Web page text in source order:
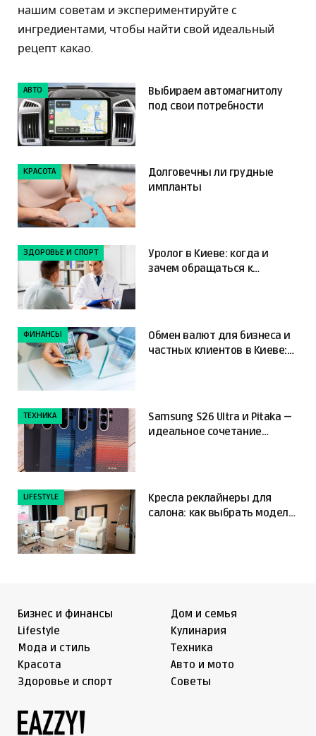
нашим советам и экспериментируйте с
ингредиентами, чтобы найти свой идеальный
рецепт какао.
АВТО
Выбираем автомагнитолу
под свои потребности
КРАСОТА
Долговечны ли грудные
импланты
ЗДОРОВЬЕ И СПОРТ
Уролог в Киеве: когда и
зачем обращаться к
ФИНАНСЫ
Обмен валют для бизнеса и
частных клиентов в Киеве:
ТЕХНИКА
Samsung S26 Ultra и Pitaka —
идеальное сочетание
LIFESTYLE
Кресла реклайнеры для
салона: как выбрать модель,
Бизнес и финансы
Lifestyle
Мода и стиль
Красота
Здоровье и спорт
Дом и семья
Кулинария
Техника
Авто и мото
Советы